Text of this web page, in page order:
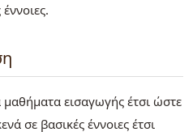
εισαγωγής έτσι ώστε
σε βασικές έννοιες έτσι